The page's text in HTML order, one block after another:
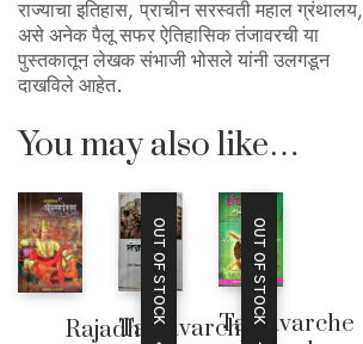
राज्याचा इतिहास, प्राचीन सरस्वती महाल ग्रंथालय,
असे अनेक पैलू सफर ऐतिहासिक तंजावरची या
पुस्तकातून लेखक संभाजी भोसले यांनी उलगडून
दाखविले आहेत.
You may also like…
Rajadhiraj
OUT OF STOCK
Tanjavarche
OUT OF STOCK
Tanjavarche